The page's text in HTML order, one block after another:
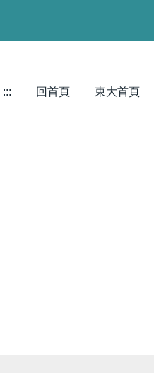
::: 回首頁 東大首頁